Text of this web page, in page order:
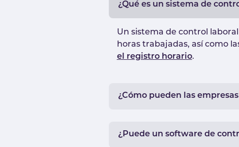
¿Qué es un sistema de
Un sistema de control
horas trabajadas, así como
el registro horario.
¿Cómo pueden las
¿Puede un software de